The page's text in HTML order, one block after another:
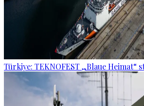
Türkiye: TEKNOFEST „Blaue Heimat“